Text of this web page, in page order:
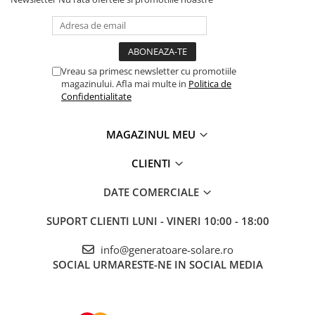
Telemetre
Termometre
Multimetre de Banc
Accesorii instrumente de masura
Vreau sa primesc newsletter cu promotiile
magazinului. Afla mai multe in Politica de
Confidentialitate
MAGAZINUL MEU
CLIENTI
DATE COMERCIALE
SUPORT CLIENTI LUNI - VINERI 10:00 - 18:00
info@generatoare-solare.ro
SOCIAL URMARESTE-NE IN SOCIAL MEDIA